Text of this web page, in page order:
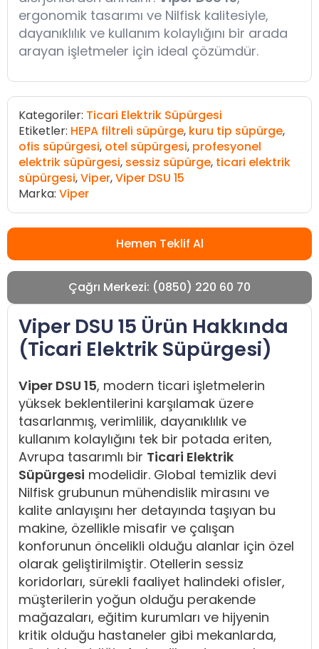
ergonomik tasarımı ve Nilfisk kalitesiyle,
dayanıklılık ve kullanım kolaylığını bir arada
arayan işletmeler için ideal çözümdür.
Kategoriler: Ticari Elektrik Süpürgesi
Etiketler: HEPA filtreli süpürge, kuru tip süpürge,
ofis süpürgesi, otel süpürgesi, profesyonel
elektrik süpürgesi, sessiz süpürge, ticari elektrik
süpürgesi,Viper,Viper DSU 15
Marka: Viper
Hemen Teklif Al
Çağrı Merkezi: (0850) 220 60 70
Viper DSU 15 Ürün Hakkında
(Ticari Elektrik Süpürgesi)
Viper DSU 15, modern ticari işletmelerin
yüksek beklentilerini karşılamak üzere
tasarlanmış, verimlilik, dayanıklılık ve
kullanım kolaylığını tek bir potada eriten,
Avrupa tasarımlı bir Ticari Elektrik
Süpürgesi modelidir. Global temizlik devi
Nilfisk grubunun mühendislik mirasını ve
kalite anlayışını her detayında taşıyan bu
makine, özellikle misafir ve çalışan
konforunun öncelikli olduğu alanlar için özel
olarak geliştirilmiştir. Otellerin sessiz
koridorları, sürekli faaliyet halindeki ofisler,
müşterilerin yoğun olduğu perakende
mağazaları, eğitim kurumları ve hijyenin
kritik olduğu hastaneler gibi mekanlarda,